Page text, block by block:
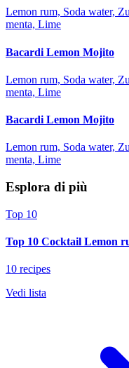
Lemon rum, Soda water,
menta, Lime
Bacardi Lemon Mojito
Lemon rum, Soda water,
menta, Lime
Bacardi Lemon Mojito
Lemon rum, Soda water,
menta, Lime
Esplora di più
Top 10
Top 10 Cocktail Lemon
10 recipes
Vedi lista